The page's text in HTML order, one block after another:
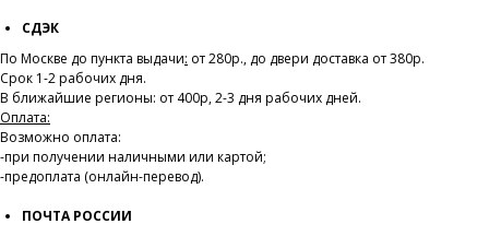
СДЭК
По Москве до пункта выдачи: от 280р., до двери доставка от 380р.
Срок 1-2 рабочих дня.
В ближайшие регионы: от 400р, 2-3 дня рабочих дней.
Оплата:
Возможно оплата:
-при получении наличными или картой;
-предоплата (онлайн-перевод).
ПОЧТА РОССИИ